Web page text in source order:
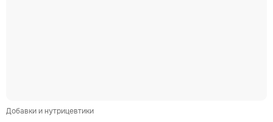
Добавки и нутрицевтики